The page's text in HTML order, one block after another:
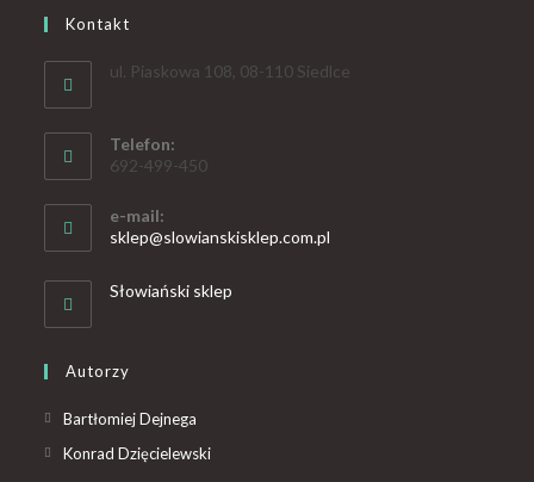
Kontakt
ul. Piaskowa 108, 08-110 Siedlce
Telefon:
692-499-450
e-mail:
sklep@slowianskisklep.com.pl
Słowiański sklep
Autorzy
Bartłomiej Dejnega
Konrad Dzięcielewski